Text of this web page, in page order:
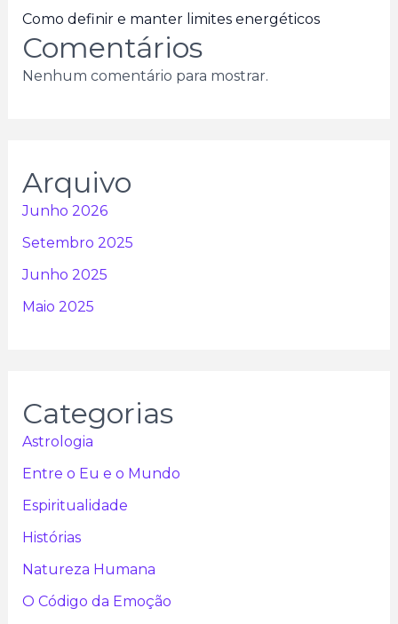
Como definir e manter limites energéticos
Comentários
Nenhum comentário para mostrar.
Arquivo
Junho 2026
Setembro 2025
Junho 2025
Maio 2025
Categorias
Astrologia
Entre o Eu e o Mundo
Espiritualidade
Histórias
Natureza Humana
O Código da Emoção